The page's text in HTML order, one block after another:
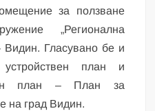
за ползване
„Регионална
Видин. Гласувано бе и
план и
план – План за
на град Видин.